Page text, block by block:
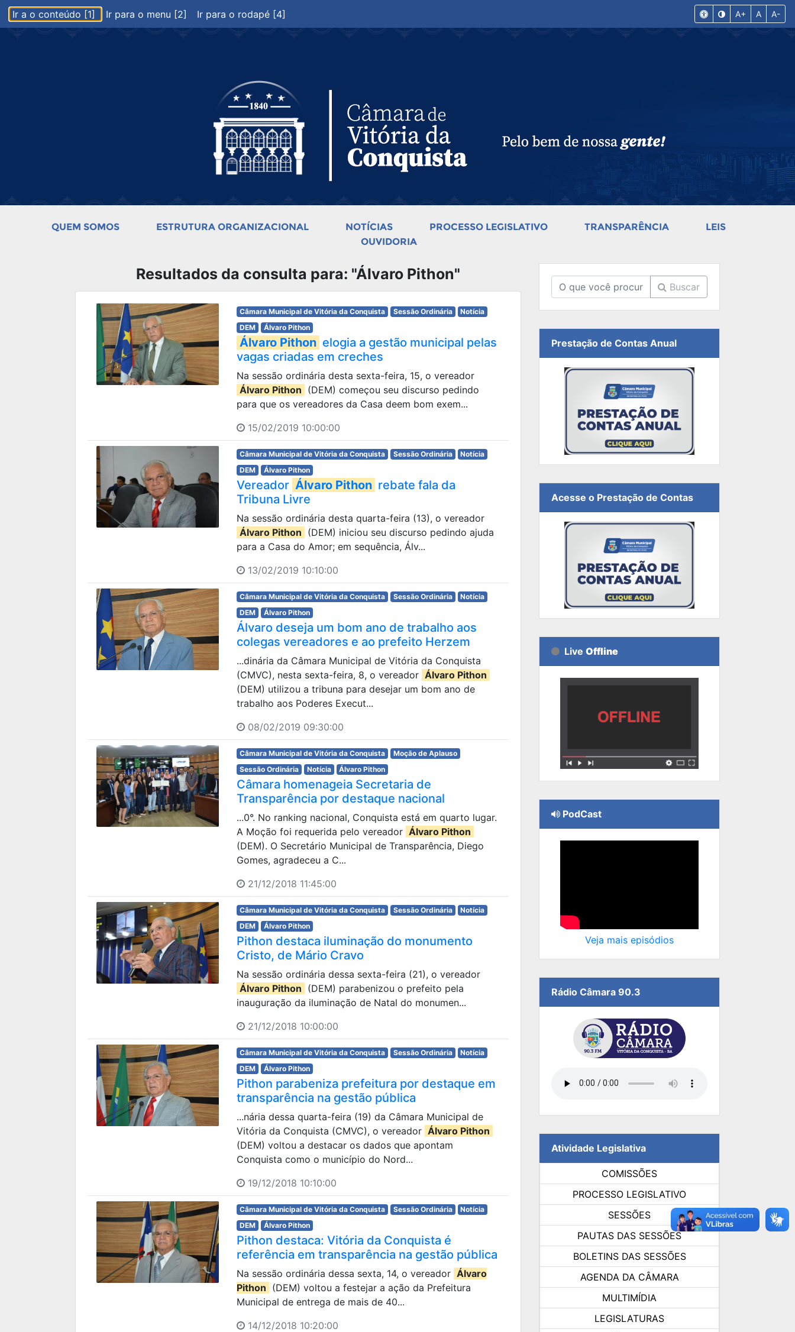
Ir a o conteúdo [1] Ir para o menu [2] Ir para o rodapé [4] A+ A A-
QUEM SOMOS ESTRUTURA ORGANIZACIONAL NOTÍCIAS PROCESSO LEGISLATIVO TRANSPARÊNCIA
LEIS
OUVIDORIA
Resultados da consulta para: "Álvaro Pithon"
Câmara Municipal de Vitória da Conquista Sessão Ordinária
Notícia
DEM
Álvaro Pithon
Álvaro Pithon elogia a gestão municipal pelas
vagas criadas em creches
Na sessão ordinária desta sexta-feira, 15, o vereador
Álvaro Pithon (DEM) começou seu discurso pedindo
para que os vereadores da Casa deem bom exem...
15/02/2019 10:00:00
Câmara Municipal de Vitória da Conquista Sessão Ordinária
Notícia
DEM
Álvaro Pithon
Vereador Álvaro Pithon rebate fala da
Tribuna Livre
Na sessão ordinária desta quarta-feira (13), o vereador
Álvaro Pithon (DEM) iniciou seu discurso pedindo ajuda
para a Casa do Amor; em sequência, Álv...
13/02/2019 10:10:00
Câmara Municipal de Vitória da Conquista Sessão Ordinária
Notícia
DEM
Álvaro Pithon
Álvaro deseja um bom ano de trabalho aos
colegas vereadores e ao prefeito Herzem
...dinária da Câmara Municipal de Vitória da Conquista
(CMVC), nesta sexta-feira, 8, o vereador Álvaro Pithon
(DEM) utilizou a tribuna para desejar um bom ano de
trabalho aos Poderes Execut...
08/02/2019 09:30:00
Câmara Municipal de Vitória da Conquista
Moção de Aplauso
Sessão Ordinária
Notícia Álvaro Pithon
Câmara homenageia Secretaria de
Transparência por destaque nacional
...0°. No ranking nacional, Conquista está em quarto lugar.
A Moção foi requerida pelo vereador Álvaro Pithon
(DEM). O Secretário Municipal de Transparência, Diego
Gomes, agradeceu a C...
21/12/2018 11:45:00
Câmara Municipal de Vitória da Conquista Sessão Ordinária
Notícia
DEM
Álvaro Pithon
Pithon destaca iluminação do monumento
Cristo, de Mário Cravo
Na sessão ordinária dessa sexta-feira (21), o vereador
Álvaro Pithon (DEM) parabenizou o prefeito pela
inauguração da iluminação de Natal do monumen...
21/12/2018 10:00:00
Câmara Municipal de Vitória da Conquista Sessão Ordinária
Notícia
DEM
Álvaro Pithon
Pithon parabeniza prefeitura por destaque em
transparência na gestão pública
...nária dessa quarta-feira (19) da Câmara Municipal de
Vitória da Conquista (CMVC), o vereador Álvaro Pithon
(DEM) voltou a destacar os dados que apontam
Conquista como o município do Nord...
19/12/2018 10:10:00
Câmara Municipal de Vitória da Conquista Sessão Ordinária
Notícia
DEM
Álvaro Pithon
Pithon destaca: Vitória da Conquista é
referência em transparência na gestão pública
Na sessão ordinária dessa sexta, 14, o vereador Álvaro
Pithon (DEM) voltou a festejar a ação da Prefeitura
Municipal de entrega de mais de 40...
14/12/2018 10:20:00
Buscar
Prestação de Contas Anual
Acesse o Prestação de Contas
Live Offline
PodCast
Veja mais episódios
Rádio Câmara 90.3
Atividade Legislativa
COMISSÕES
PROCESSO LEGISLATIVO
SESSÕES
PAUTAS DAS SESSÕES
BOLETINS DAS SESSÕES
AGENDA DA CÂMARA
MULTIMÍDIA
LEGISLATURAS